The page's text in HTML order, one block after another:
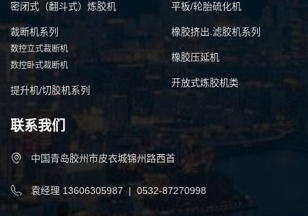
密闭式（翻斗式）炼胶机
裁断机系列
数控立式裁断机
数控卧式裁断机
提升机/切胶机系列
平板/轮胎硫化机
橡胶挤出.滤胶机系列
橡胶压延机
开放式炼胶机类
联系我们
中国青岛胶州市皮衣城锦州路西首
袁经理 13606305987 | 0532-87270998